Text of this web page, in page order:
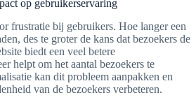
op gebruikerservaring
frustratie bij gebruikers. Hoe langer een
des te groter de kans dat bezoekers de
biedt een veel betere
helpt om het aantal bezoekers te
kan dit probleem aanpakken en
van de bezoekers verbeteren.